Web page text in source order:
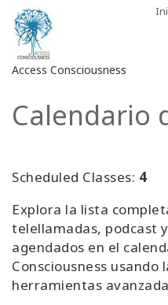
Access Consciousness
Iniciar
su
Sobre
nosotros
Las
Calendario
Scheduled Classes: 4
Explora la lista
telellamadas, podcast
agendados en el
Consciousness usando
herramientas